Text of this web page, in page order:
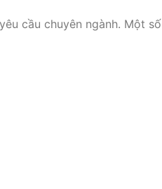
cầu chuyên ngành. Một số